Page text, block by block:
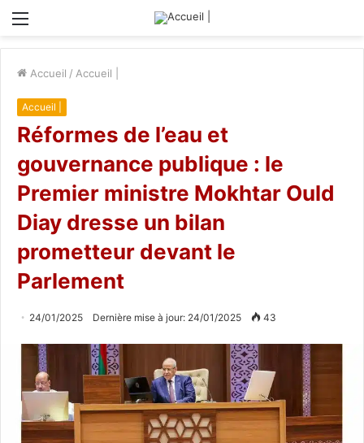
Menu
Accueil / Accueil |
Accueil |
Réformes de l’eau et
gouvernance publique : le
Premier ministre Mokhtar Ould
Diay dresse un bilan
prometteur devant le
Parlement
24/01/2025 Dernière mise à jour: 24/01/2025 43